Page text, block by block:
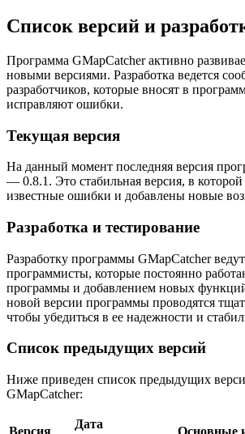
Список версий и
Программа GMapCatcher активно
новыми версиями. Разработка ведется
разработчиков, которые вносят в
исправляют ошибки.
Текущая версия
На данный момент последняя версия
— 0.8.1. Это стабильная версия, в
известные ошибки и добавлены новые
Разработка и тестирование
Разработку программы GMapCatcher
программисты, которые постоянно
программы и добавлением новых
новой версии программы проводятся
чтобы убедиться в ее надежности и
Список предыдущих версий
Ниже приведен список предыдущих
GMapCatcher:
Дата